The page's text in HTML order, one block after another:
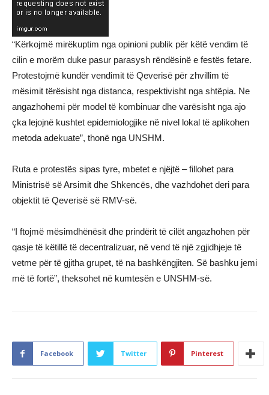
“Kërkojmë mirëkuptim nga opinioni publik për këtë vendim të
cilin e morëm duke pasur parasysh rëndësinë e festës fetare.
Protestojmë kundër vendimit të Qeverisë për zhvillim të
mësimit tërësisht nga distanca, respektivisht nga shtëpia. Ne
angazhohemi për model të kombinuar dhe varësisht nga ajo
çka lejojnë kushtet epidemiologjike në nivel lokal të aplikohen
metoda adekuate”, thonë nga UNSHM.
Ruta e protestës sipas tyre, mbetet e njëjtë – fillohet para
Ministrisë së Arsimit dhe Shkencës, dhe vazhdohet deri para
objektit të Qeverisë së RMV-së.
“I ftojmë mësimdhënësit dhe prindërit të cilët angazhohen për
qasje të këtillë të decentralizuar, në vend të një zgjidhjeje të
vetme për të gjitha grupet, të na bashkëngjiten. Së bashku jemi
më të fortë”, theksohet në kumtesën e UNSHM-së.
Facebook Twitter Pinterest